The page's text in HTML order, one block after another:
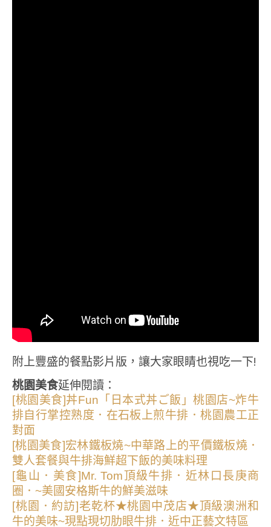
附上豐盛的餐點影片版，讓大家眼睛也視吃一下!
桃園美食延伸閱讀：
[桃園美食]丼Fun「日本式丼ご飯」桃園店~炸牛
排自行掌控熟度．在石板上煎牛排．桃園農工正
對面
[桃園美食]宏林鐵板燒~中華路上的平價鐵板燒．
雙人套餐與牛排海鮮超下飯的美味料理
[龜山．美食]Mr. Tom頂級牛排．近林口長庚商
圈．~美國安格斯牛的鮮美滋味
[桃園．約訪]老乾杯★桃園中茂店★頂級澳洲和
牛的美味~現點現切肋眼牛排．近中正藝文特區